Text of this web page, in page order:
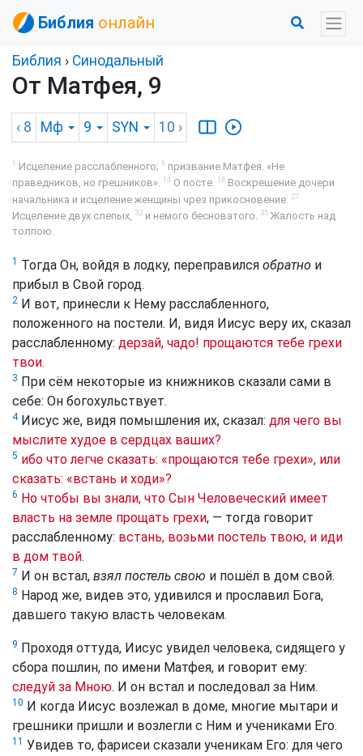
Библия онлайн
Библия › Синодальный
От Матфея, 9
‹ 8 Мф 9 SYN 10 ›
1 Исцеление расслабленного; 9 призвание Матфея. «Не
праведников, но грешников». 14 О посте. 18 Воскрешение дочери
начальника и исцеление женщины чрез прикосновение.
27
Исцеление двух слепых, 32 и немого бесноватого. 35 Жалость над
толпою.
1 Тогда Он, войдя в лодку, переправился обратно и
прибыл в Свой город.
2 И вот, принесли к Нему расслабленного,
положенного на постели. И, видя Иисус веру их, сказал
расслабленному: дерзай, чадо! прощаются тебе грехи
твои.
3 При сём некоторые из книжников сказали сами в
себе: Он богохульствует.
4Иисус же, видя помышления их, сказал: для чего вы
мыслите худое в сердцах ваших?
5 ибо что легче сказать: «прощаются тебе грехи», или
сказать: «встань и ходи»?
6 Но чтобы вы знали, что Сын Человеческий имеет
власть на земле прощать грехи, — тогда говорит
расслабленному: встань, возьми постель твою, и иди
в дом твой.
7 И он встал, взял постель свою и пошёл в дом свой.
8 Народ же, видев это, удивился и прославил Бога,
давшего такую власть человекам.
9 Проходя оттуда, Иисус увидел человека, сидящего у
сбора пошлин, по имени Матфея, и говорит ему:
следуй за Мною. И он встал и последовал за Ним.
10 И когда Иисус возлежал в доме, многие мытари и
грешники пришли и возлегли с Ним и учениками Его.
11 Увидев то, фарисеи сказали ученикам Его: для чего